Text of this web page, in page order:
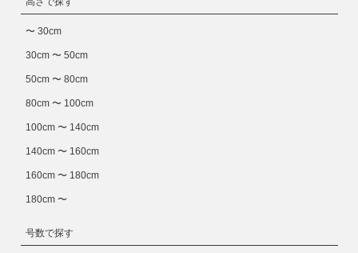
〜 30cm
30cm 〜 50cm
50cm 〜 80cm
80cm 〜 100cm
100cm 〜 140cm
140cm 〜 160cm
160cm 〜 180cm
180cm 〜
号数で探す